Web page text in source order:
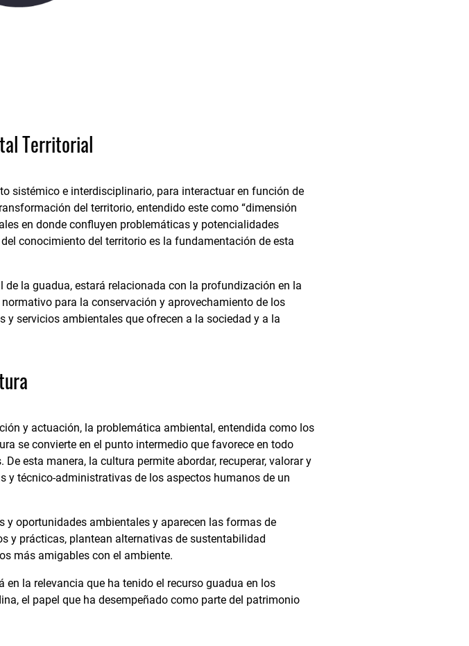
Territorial
sistémico e interdisciplinario, para interactuar en función de
del territorio, entendido este como “dimensión
en donde confluyen problemáticas y potencialidades
conocimiento del territorio es la fundamentación de esta
la guadua, estará relacionada con la profundización en la
para la conservación y aprovechamiento de los
y servicios ambientales que ofrecen a la sociedad y a la
y actuación, la problemática ambiental, entendida como los
se convierte en el punto intermedio que favorece en todo
esta manera, la cultura permite abordar, recuperar, valorar y
y técnico-administrativas de los aspectos humanos de un
y oportunidades ambientales y aparecen las formas de
y prácticas, plantean alternativas de sustentabilidad
más amigables con el ambiente.
la relevancia que ha tenido el recurso guadua en los
el papel que ha desempeñado como parte del patrimonio